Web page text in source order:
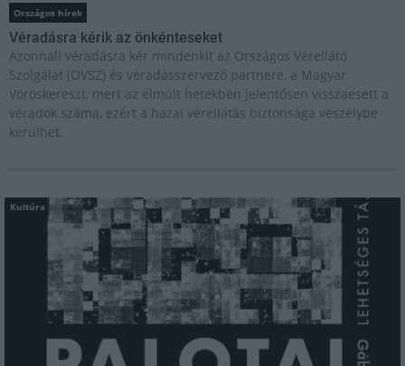
Országos hírek
Véradásra kérik az önkénteseket
Azonnali véradásra kér mindenkit az Országos Vérellátó
Szolgálat (OVSZ) és véradásszervező partnere, a Magyar
Vöröskereszt, mert az elmúlt hetekben jelentősen visszaesett a
véradók száma, ezért a hazai vérellátás biztonsága veszélybe
kerülhet.
Kultúra